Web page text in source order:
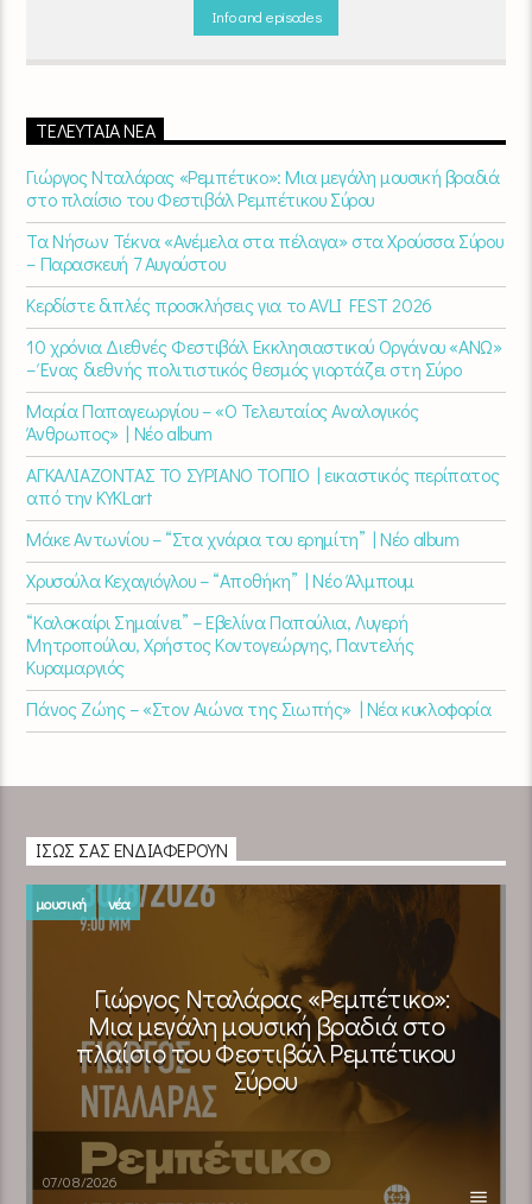
:00 – 00:00 στον Empneusi 107 FM
Info and episodes
ΤΕΛΕΥΤΑΊΑ ΝΈΑ
Γιώργος Νταλάρας «Ρεμπέτικο»: Μια μεγάλη μουσική βραδιά
στο πλαίσιο του Φεστιβάλ Ρεμπέτικου Σύρου
Τα Νήσων Τέκνα «Ανέμελα στα πέλαγα» στα Χρούσσα Σύρου
– Παρασκευή 7 Αυγούστου
Κερδίστε διπλές προσκλήσεις για το AVLI FEST 2026
10 χρόνια Διεθνές Φεστιβάλ Εκκλησιαστικού Οργάνου «ΑΝΩ»
– Ένας διεθνής πολιτιστικός θεσμός γιορτάζει στη Σύρο​
Μαρία Παπαγεωργίου – «Ο Τελευταίος Αναλογικός
Άνθρωπος» | Νέο album
ΑΓΚΑΛΙΑΖΟΝΤΑΣ ΤΟ ΣΥΡΙΑΝΟ ΤΟΠΙΟ | εικαστικός περίπατος
από την KYKLart
Μάκε Αντωνίου – “Στα χνάρια του ερημίτη” | Νέο album
Χρυσούλα Κεχαγιόγλου – “Αποθήκη” | Νέο Άλμπουμ
“Καλοκαίρι Σημαίνει” – Εβελίνα Παπούλια, Λυγερή
Μητροπούλου, Χρήστος Κοντογεώργης, Παντελής
Κυραμαργιός
Πάνος Ζώης – «Στον Αιώνα της Σιωπής» | Νέα κυκλοφορία
ΊΣΩΣ ΣΑΣ ΕΝΔΙΑΦΈΡΟΥΝ
μουσική νέα
Γιώργος Νταλάρας «Ρεμπέτικο»:
Μια μεγάλη μουσική βραδιά στο
πλαίσιο του Φεστιβάλ Ρεμπέτικου
Σύρου
07/08/2026